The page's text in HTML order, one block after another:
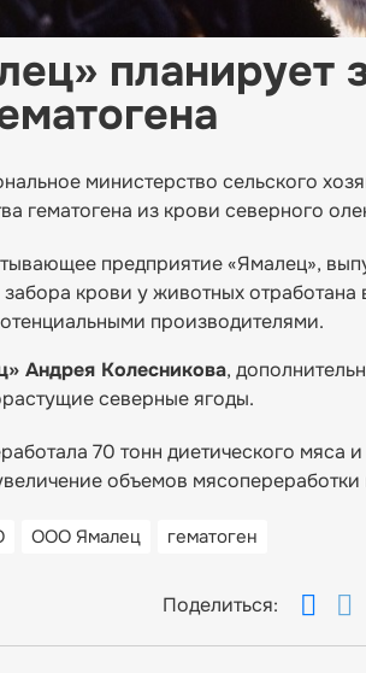
планирует
министерство сельского
гематогена из крови северного
предприятие «Ямалец»,
крови у животных
производителями.
Андрея Колесникова,
северные ягоды.
70 тонн диетического мяса
объемов
ООО Ямалец гематоген
Поделиться: